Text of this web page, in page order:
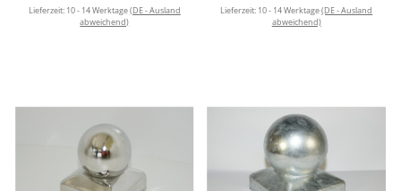
Lieferzeit: 10 - 14 Werktage(DE - Ausland
abweichend)
Lieferzeit: 10 - 14 Werktage(DE - Ausland
abweichend)